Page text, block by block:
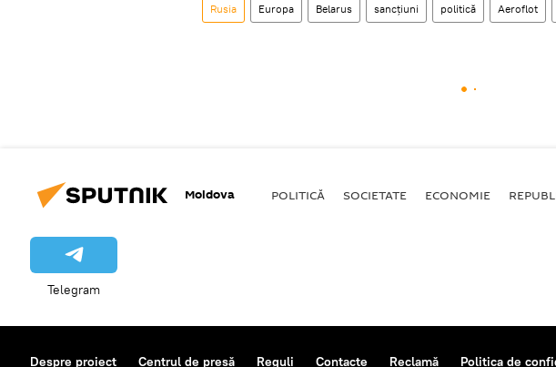
Rusia Europa Belarus sancțiuni politică Aeroflot
Moldova POLITICĂ SOCIETATE ECONOMIE
Telegram
Despre proiect Centrul de presă Reguli Contacte Reclamă Politica de